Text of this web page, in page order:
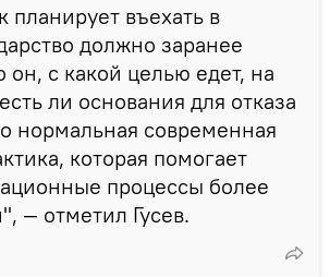
планирует въехать в
должно заранее
он, с какой целью едет, на
ли основания для отказа
нормальная современная
которая помогает
процессы более
— отметил Гусев.